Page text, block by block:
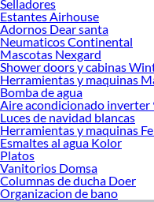
Selladores
Estantes Airhouse
Adornos Dear santa
Neumaticos Continental
Mascotas Nexgard
Shower doors y cabinas
Herramientas y maquinas
Bomba de agua
Aire acondicionado inverter
Luces de navidad blancas
Herramientas y maquinas
Esmaltes al agua Kolor
Platos
Vanitorios Domsa
Columnas de ducha Doer
Organizacion de bano